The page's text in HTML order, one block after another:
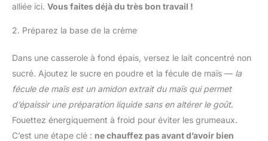
alliée ici. Vous faites déjà du très bon travail !
2. Préparez la base de la crème
Dans une casserole à fond épais, versez le lait concentré non
sucré. Ajoutez le sucre en poudre et la fécule de maïs — la
fécule de maïs est un amidon extrait du maïs qui permet
d’épaissir une préparation liquide sans en altérer le goût.
Fouettez énergiquement à froid pour éviter les grumeaux.
C’est une étape clé : ne chauffez pas avant d’avoir bien